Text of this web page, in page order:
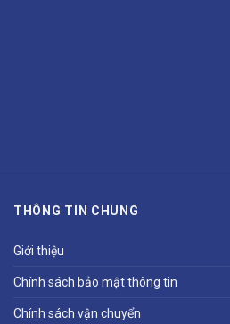
THÔNG TIN CHUNG
Giới thiệu
Chính sách bảo mật thông tin
Chính sách vận chuyển